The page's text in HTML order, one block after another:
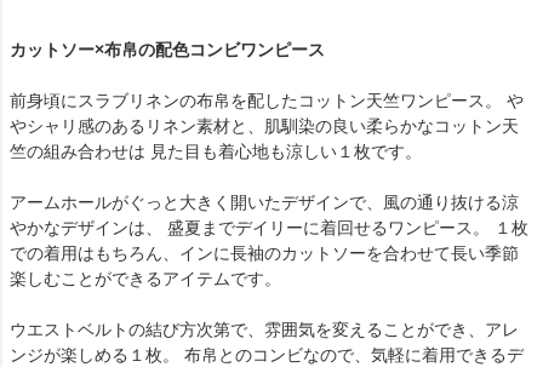
カットソー×布帛の配色コンビワンピース
前身頃にスラブリネンの布帛を配したコットン天竺ワンピース。 や
やシャリ感のあるリネン素材と、肌馴染の良い柔らかなコットン天
竺の組み合わせは 見た目も着心地も涼しい１枚です。
アームホールがぐっと大きく開いたデザインで、風の通り抜ける涼
やかなデザインは、 盛夏までデイリーに着回せるワンピース。 １枚
での着用はもちろん、インに長袖のカットソーを合わせて長い季節
楽しむことができるアイテムです。
ウエストベルトの結び方次第で、雰囲気を変えることができ、アレ
ンジが楽しめる１枚。 布帛とのコンビなので、気軽に着用できるデ